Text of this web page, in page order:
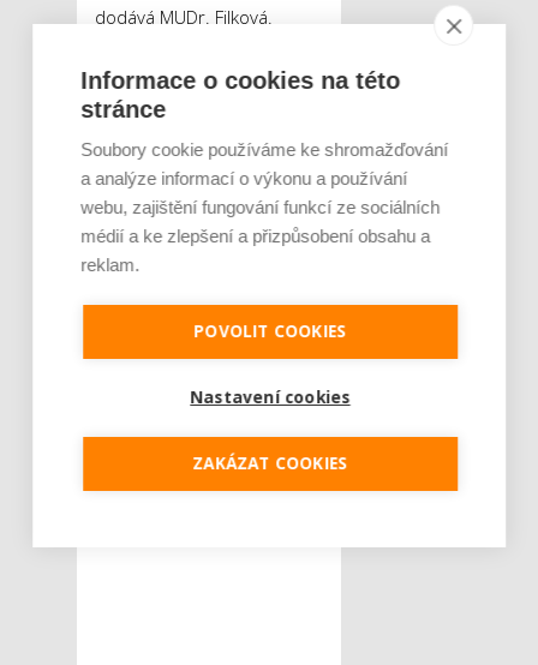
dodává MUDr. Filková.
naleznete zde , registraci
provedete tady
akce
Pro zdraví ženy
událost
žena
Informace o cookies na této
stránce
Soubory cookie používáme ke shromažďování
a analýze informací o výkonu a používání
webu, zajištění fungování funkcí ze sociálních
médií a ke zlepšení a přizpůsobení obsahu a
reklam.
POVOLIT COOKIES
Nastavení cookies
ZAKÁZAT COOKIES